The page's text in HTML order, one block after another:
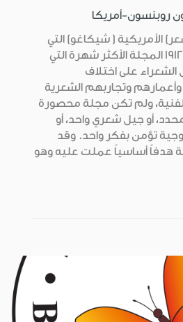
روبنسون-أمريكا
الأمريكية ( شيكاغو) التي
صدرت سنة 1912 المجلة الأكثر شهرة التي
على اختلاف
وتجاربهم الشعرية
ولم تكن مجلة محصورة
أو جيل شعري واحد، أو
تؤمن بفكر واحد. وقد
هدفاً أساسياً عملت عليه وهو